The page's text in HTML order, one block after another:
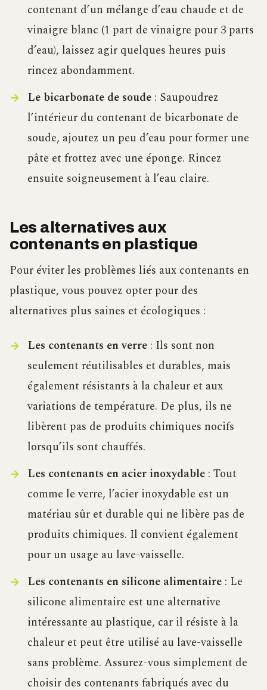
contenant d’un mélange d’eau chaude et de
vinaigre blanc (1 part de vinaigre pour 3 parts
d’eau), laissez agir quelques heures puis
rincez abondamment.
Le bicarbonate de soude: Saupoudrez
l’intérieur du contenant de bicarbonate de
soude, ajoutez un peu d’eau pour former une
pâte et frottez avec une éponge. Rincez
ensuite soigneusement à l’eau claire.
Les alternatives aux
contenants en plastique
Pour éviter les problèmes liés aux contenants en
plastique, vous pouvez opter pour des
alternatives plus saines et écologiques :
Les contenants en verre: Ils sont non
seulement réutilisables et durables, mais
également résistants à la chaleur et aux
variations de température. De plus, ils ne
libèrent pas de produits chimiques nocifs
lorsqu’ils sont chauffés.
Les contenants en acier inoxydable: Tout
comme le verre, l’acier inoxydable est un
matériau sûr et durable qui ne libère pas de
produits chimiques. Il convient également
pour un usage au lave-vaisselle.
Les contenants en silicone alimentaire: Le
silicone alimentaire est une alternative
intéressante au plastique, car il résiste à la
chaleur et peut être utilisé au lave-vaisselle
sans problème. Assurez-vous simplement de
choisir des contenants fabriqués avec du